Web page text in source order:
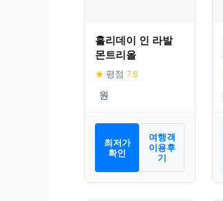
홀리데이 인 라발
몬트리올
★ 평점 7.8
최저가
확인
여행객
이용후
기